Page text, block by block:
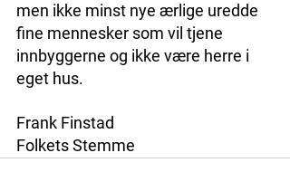
men ikke minst nye ærlige uredde
fine mennesker som vil tjene
innbyggerne og ikke være herre i
eget hus.
Frank Finstad
Folkets Stemme